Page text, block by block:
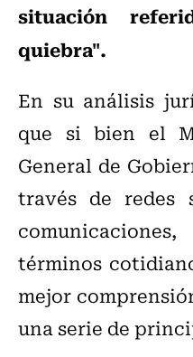
situación
quiebra".
En su análisis
que si bien el
General de
través de redes
términos
mejor
una serie de